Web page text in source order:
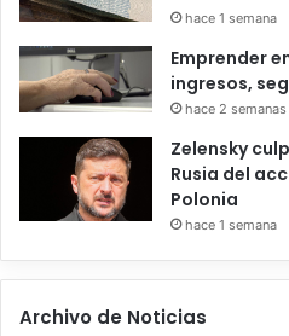
hace 1 semana
Emprender
ingresos,
hace 2 semanas
Zelensky
Rusia del
Polonia
hace 1 semana
Archivo de Noticias